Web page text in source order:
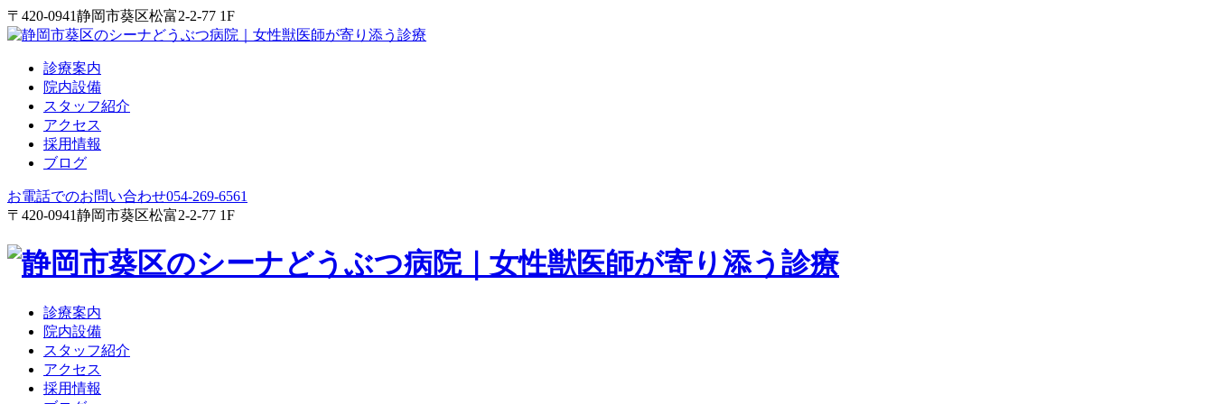
〒420-0941静岡市葵区松富2-2-77 1F
診療案内
院内設備
スタッフ紹介
アクセス
採用情報
ブログ
お電話でのお問い合わせ054-269-6561
〒420-0941静岡市葵区松富2-2-77 1F
診療案内
院内設備
スタッフ紹介
アクセス
採用情報